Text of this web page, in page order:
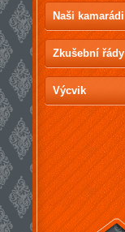
Naši kamarádi
Zkušební řády
Výcvik